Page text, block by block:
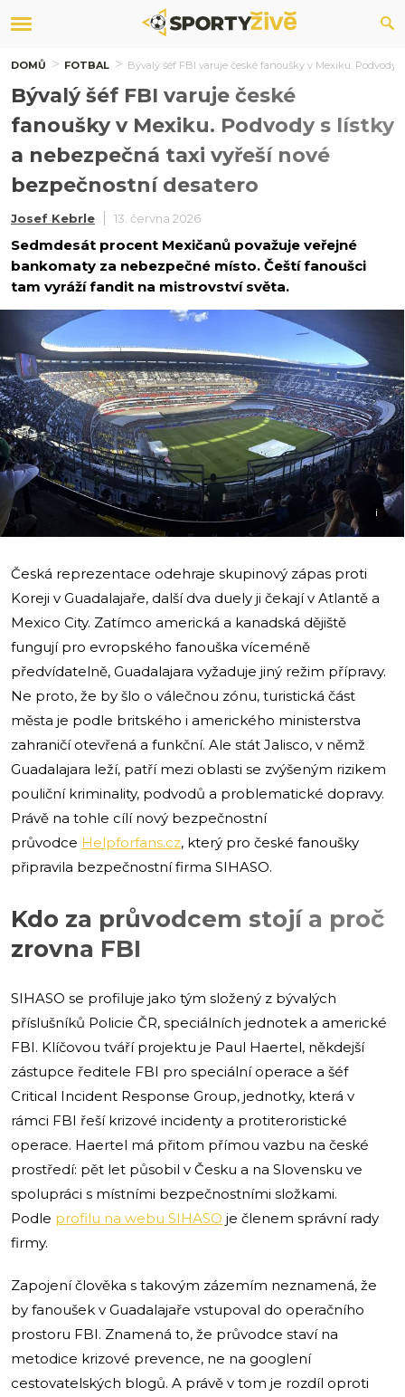
DOMŮ FOTBAL Bývalý šéf FBI varuje české fanoušky v Mexiku.
Bývalý šéf FBI varuje české
fanoušky v Mexiku. Podvody s lístky
a nebezpečná taxi vyřeší nové
bezpečnostní desatero
Josef Kebrle 13. června 2026
Sedmdesát procent Mexičanů považuje veřejné
bankomaty za nebezpečné místo. Čeští fanoušci
tam vyráží fandit na mistrovství světa.
i
Česká reprezentace odehraje skupinový zápas proti
Koreji v Guadalajaře, další dva duely ji čekají v Atlantě a
Mexico City. Zatímco americká a kanadská dějiště
fungují pro evropského fanouška víceméně
předvídatelně, Guadalajara vyžaduje jiný režim přípravy.
Ne proto, že by šlo o válečnou zónu, turistická část
města je podle britského i amerického ministerstva
zahraničí otevřená a funkční. Ale stát Jalisco, v němž
Guadalajara leží, patří mezi oblasti se zvýšeným rizikem
pouliční kriminality, podvodů a problematické dopravy.
Právě na tohle cílí nový bezpečnostní
průvodce Helpforfans.cz, který pro české fanoušky
připravila bezpečnostní firma SIHASO.
Kdo za průvodcem stojí a proč
zrovna FBI
SIHASO se profiluje jako tým složený z bývalých
příslušníků Policie ČR, speciálních jednotek a americké
FBI. Klíčovou tváří projektu je Paul Haertel, někdejší
zástupce ředitele FBI pro speciální operace a šéf
Critical Incident Response Group, jednotky, která v
rámci FBI řeší krizové incidenty a protiteroristické
operace. Haertel má přitom přímou vazbu na české
prostředí: pět let působil v Česku a na Slovensku ve
spolupráci s místními bezpečnostními složkami.
Podle profilu na webu SIHASO je členem správní rady
firmy.
Zapojení člověka s takovým zázemím neznamená, že
by fanoušek v Guadalajaře vstupoval do operačního
prostoru FBI. Znamená to, že průvodce staví na
metodice krizové prevence, ne na googlení
cestovatelských blogů. A právě v tom je rozdíl oproti